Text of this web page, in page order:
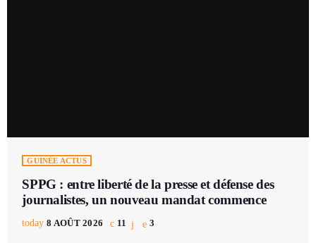
GUINÉE ACTUS
SPPG : entre liberté de la presse et défense des
journalistes, un nouveau mandat commence
today 8 AOÛT 2026 11 3